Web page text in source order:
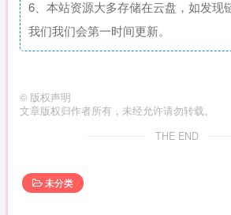
6、本站资源大多存储在云盘，如发现
我们我们会第一时间更新。
© 版权声明
文章版权归作者所有，未经允许请勿转载。
THE END
未分类